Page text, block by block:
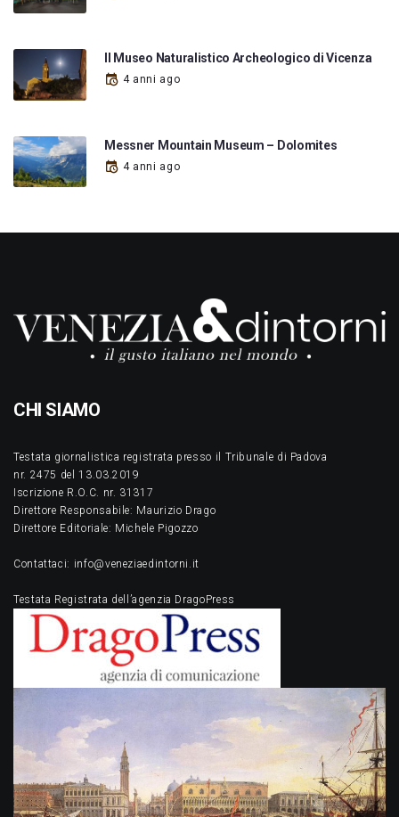
Il Museo Naturalistico Archeologico di Vicenza
4 anni ago
Messner Mountain Museum – Dolomites
4 anni ago
CHI SIAMO
Testata giornalistica registrata presso il Tribunale di Padova
nr. 2475 del 13.03.2019
Iscrizione R.O.C. nr. 31317
Direttore Responsabile: Maurizio Drago
Direttore Editoriale: Michele Pigozzo
Contattaci: info@veneziaedintorni.it
Testata Registrata dell’agenzia DragoPress